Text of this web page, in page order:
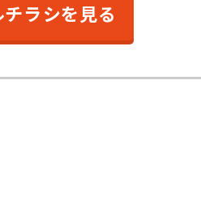
チラシを見る